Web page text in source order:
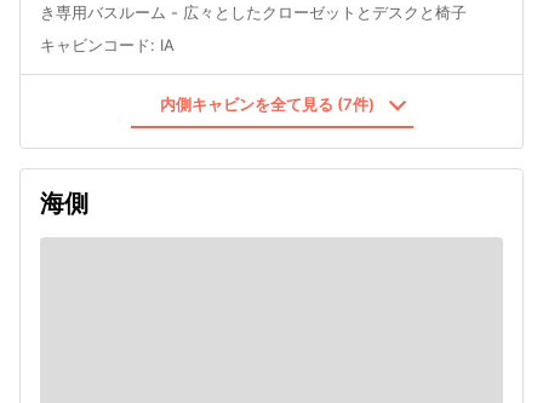
き専用バスルーム - 広々としたクローゼットとデスクと椅子
キャビンコード: IA
内側キャビンを全て見る (7件)
海側